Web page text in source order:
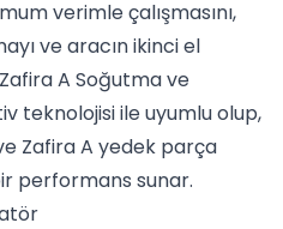
verimle çalışmasını,
ve aracın ikinci el
A Soğutma ve
teknolojisi ile uyumlu olup,
Zafira A yedek parça
performans sunar.